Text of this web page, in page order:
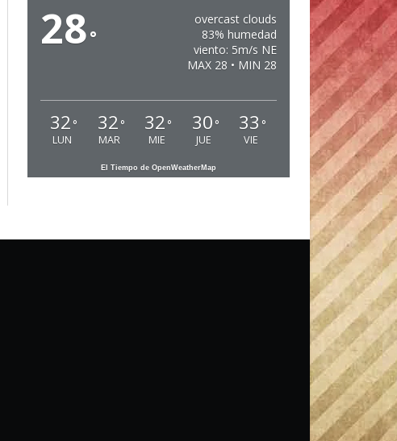
28°
overcast clouds
83% humedad
viento: 5m/s NE
MAX 28 • MIN 28
32 °
LUN
32 °
MAR
32 °
MIE
30 °
JUE
33 °
VIE
El Tiempo de OpenWeatherMap